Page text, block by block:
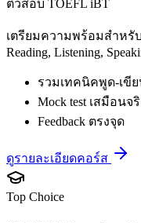
ติวสอบ TOEFL iBT
เตรียมความพร้อมสำหรั
Reading, Listening,
รวมเทคนิคพูด-เขี
Mock test เสมือนจ
Feedback ตรงจุด
ดูรายละเอียดคอร์ส
Top Choice